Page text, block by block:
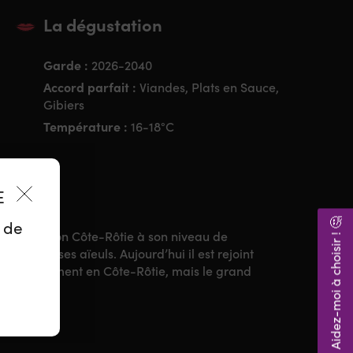
La dégustation
Garde : 2026-2040
Accord parfait : Viandes, Plats en Sauce,
Gibiers
Température : 16-18°C
Côte-Rôtie à son niveau de
de ses aïeuls. Aujourd’hui il est rejoint
en Côte-Rôtie, mais le grand
Aidez-moi à choisir ! 🤔